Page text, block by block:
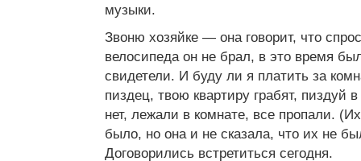
музыки.
Звоню хозяйке — она говорит, что
велосипеда он не брал, в это время
свидетели. И буду ли я платить за
пиздец, твою квартиру грабят, пиздуй
нет, лежали в комнате, все пропали.
было, но она и не сказала, что их не
Договорились встретиться сегодня.